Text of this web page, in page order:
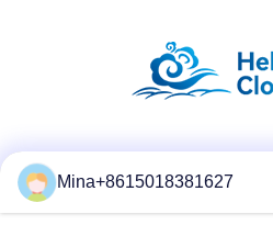
Mina+8615018381627